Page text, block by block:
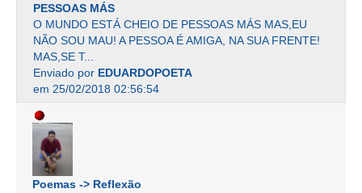
PESSOAS MÁS
O MUNDO ESTÁ CHEIO DE PESSOAS MÁS MAS,EU
NÃO SOU MAU! A PESSOA É AMIGA, NA SUA FRENTE!
MAS,SE T...
Enviado por EDUARDOPOETA
em 25/02/2018 02:56:54
Poemas -> Reflexão